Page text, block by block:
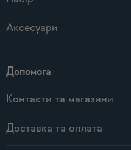
Аксесуари
Допомога
Контакти та магазини
Доставка та оплата